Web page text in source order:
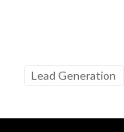
Feedback:
Lead Generation